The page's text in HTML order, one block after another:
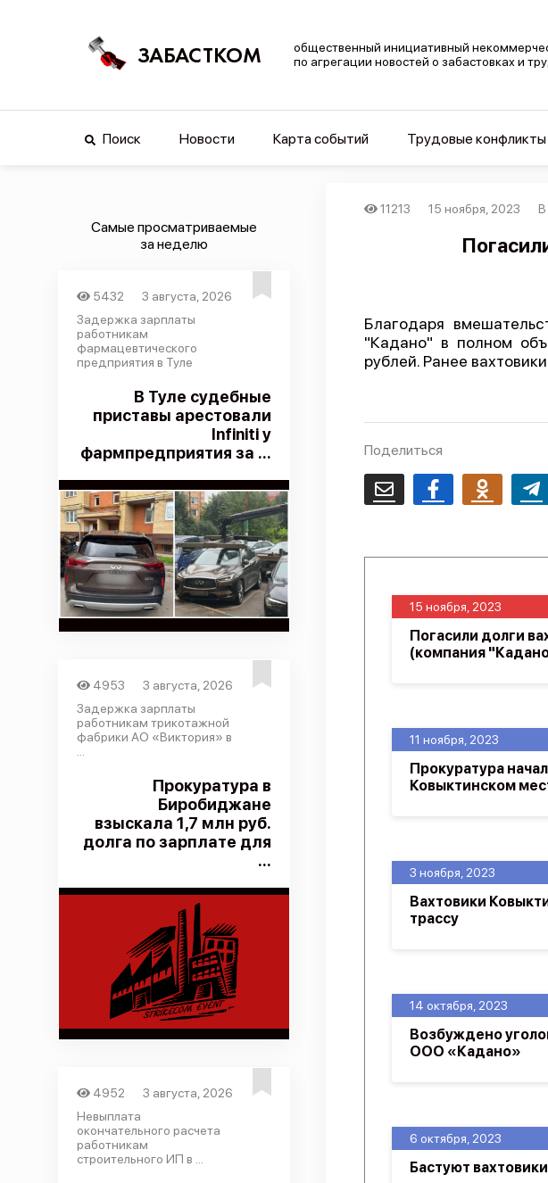
ЗАБАСТКОМ
общественный инициативный
по агрегации новостей о забастовках и
Поиск Новости Карта событий Трудовые конфликты
Самые просматриваемые
за неделю
5432
3 августа, 2026
Задержка зарплаты
работникам
фармацевтического
предприятия в Туле
В Туле судебные
приставы арестовали
Infiniti у
фармпредприятия за ...
4953
3 августа, 2026
Задержка зарплаты
работникам трикотажной
фабрики АО «Виктория» в
Прокуратура в
Биробиджане
взыскала 1,7 млн руб.
долга по зарплате для
...
4952
3 августа, 2026
Невыплата
окончательного расчета
работникам
строительного ИП в ...
11213 15 ноября, 2023 В
Благодаря
"Кадано" в полном
рублей. Ранее
Поделиться
Email FacebookOdnoklassniki
6 октября, 2023
Бастуют
14 октября, 2023
Возбуждено
ООО «Кадано»
3 ноября, 2023
Вахтовики
трассу
11 ноября, 2023
Прокуратура
Ковыктинском
15 ноября, 2023
Погасили долги
(компания